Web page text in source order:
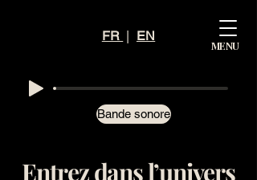
Mystiq
ue
Éclat
FR | EN
MENU
Bande sonore
Entrez dans l’univers